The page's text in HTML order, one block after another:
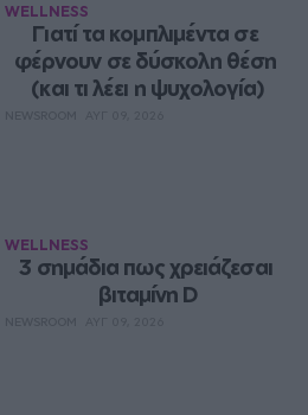
WELLNESS
Γιατί τα κομπλιμέντα σε
φέρνουν σε δύσκολη θέση
(και τι λέει η ψυχολογία)
WELLNESS
3 σημάδια πως χρειάζεσαι
βιταμίνη D